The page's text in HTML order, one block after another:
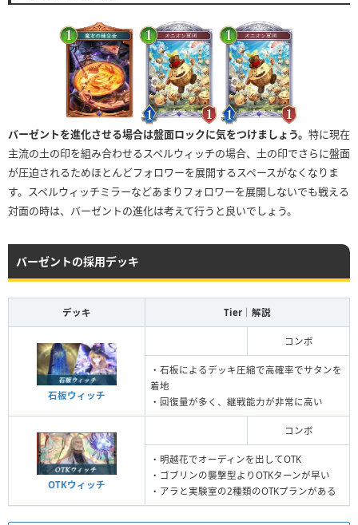
バーゼントを進化させる場合は盤面ロックに気をつけましょう。 特に現在
主流の土の印を組み合わせるスペルウィッチの場合、土の印でさらに盤面
が圧迫されるためほとんどフォロワーを展開するスペースがなくなりま
す。スペルウィッチミラーなどあまりフォロワーを展開しないでも戦える
対面の時は、バーゼントの進化は考えて行うと良いでしょう。
バーゼントの採用デッキ
デッキ Tier｜解説
石板ウィッチ
コンボ
・石板によるデッキ圧縮で高確率でサタンを
着地
・回復量が多く、継戦能力が非常に高い
OTKウィッチ
コンボ
・明越花でオーディンを出してOTK
・ゴブリンの襲撃型よりOTKターンが早い
・アラと実験室の2種類のOTKプランがある